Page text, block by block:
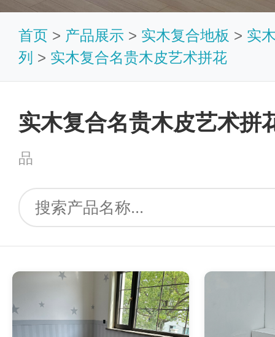
首页 > 产品展示 > 实木复合地板 > 实
列 > 实木复合名贵木皮艺术拼花
实木复合名贵木皮艺术拼
品